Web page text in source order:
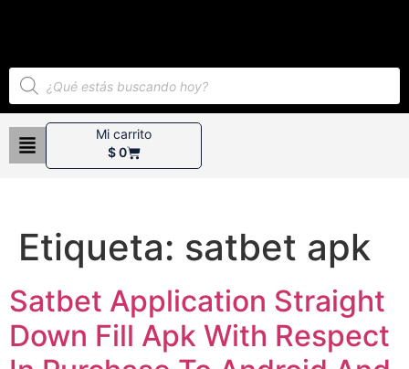
Mi carrito
$0
Etiqueta: satbet apk
Satbet Application Straight
Down Fill Apk With Respect